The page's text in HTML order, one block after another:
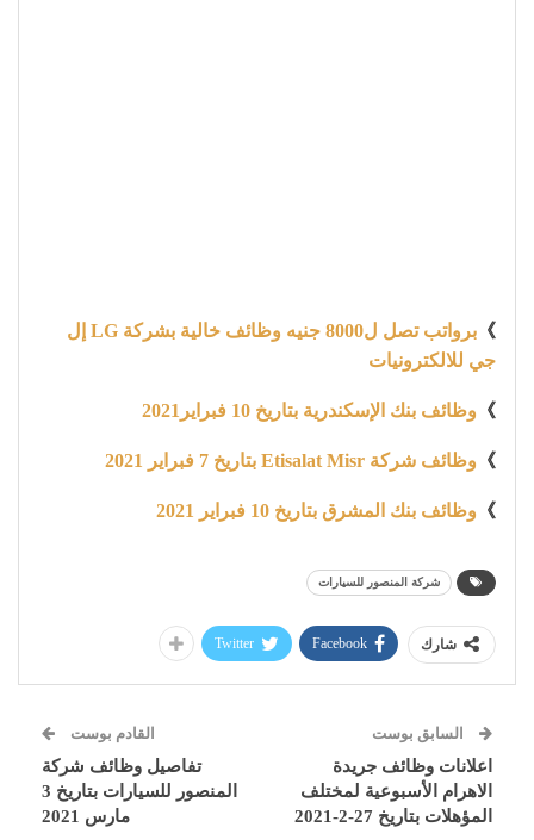
》
برواتب تصل ل8000 جنيه وظائف خالية بشركة LG إل
جي للالكترونيات
》 وظائف بنك الإسكندرية بتاريخ 10 فبراير2021
》 وظائف شركة Etisalat Misr بتاريخ 7 فبراير 2021
》 وظائف بنك المشرق بتاريخ 10 فبراير 2021
شركة المنصور للسيارات
شارك Facebook
Twitter
السابق بوست
اعلانات وظائف جريدة
الاهرام الأسبوعية لمختلف
المؤهلات بتاريخ 27-2-2021
القادم بوست
تفاصيل وظائف شركة
المنصور للسيارات بتاريخ 3
مارس 2021